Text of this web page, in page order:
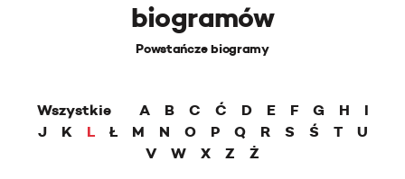
biogramów
Powstańcze biogramy
Wszystkie A B C Ć D E F G H
I
J
K L Ł M N O P Q R S Ś T
U
V
W X Z
Ż